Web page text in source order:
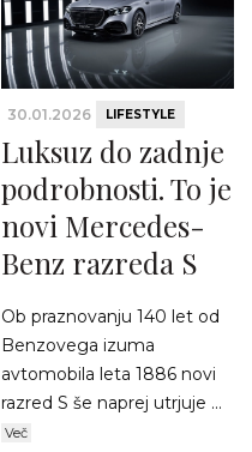
30.01.2026 LIFESTYLE
Luksuz do zadnje
podrobnosti. To je
novi Mercedes-
Benz razreda S
Ob praznovanju 140 let od
Benzovega izuma
avtomobila leta 1886 novi
razred S še naprej utrjuje ...
Več